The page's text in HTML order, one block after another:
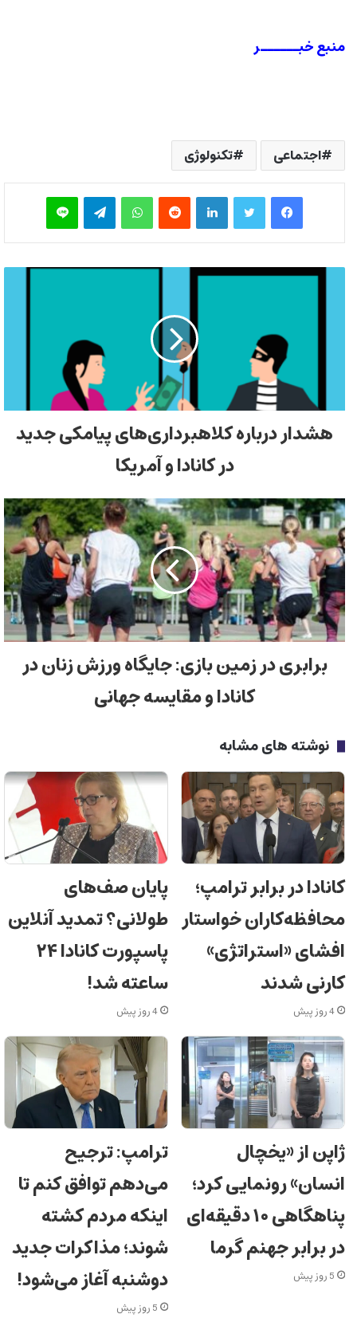
منبع خبــــــر
اجتماعی تکنولوژی
فیس بوک توییتر لینکدین‫رددیت واتس آپ تلگرام لاین
هشدار درباره کلاهبرداری‌های پیامکی جدید
در کانادا و آمریکا
برابری در زمین بازی: جایگاه ورزش زنان در
کانادا و مقایسه جهانی
نوشته های مشابه
کانادا در برابر ترامپ؛
محافظه‌کاران خواستار
افشای «استراتژی»
کارنی شدند
4 روز پیش
پایان صف‌های
طولانی؟ تمدید آنلاین
پاسپورت کانادا ۲۴
ساعته شد!
4 روز پیش
ژاپن از «یخچال
انسان» رونمایی کرد؛
پناهگاهی ۱۰ دقیقه‌ای
در برابر جهنم گرما
5 روز پیش
ترامپ: ترجیح
می‌دهم توافق کنم تا
اینکه مردم کشته
شوند؛ مذاکرات جدید
دوشنبه آغاز می‌شود!
5 روز پیش